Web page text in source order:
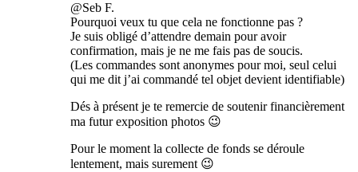
@Seb F.
Pourquoi veux tu que cela ne fonctionne pas ?
Je suis obligé d’attendre demain pour avoir
confirmation, mais je ne me fais pas de soucis.
(Les commandes sont anonymes pour moi, seul celui
qui me dit j’ai commandé tel objet devient identifiable)
Dés à présent je te remercie de soutenir financièrement
ma futur exposition photos 😉
Pour le moment la collecte de fonds se déroule
lentement, mais surement 😉